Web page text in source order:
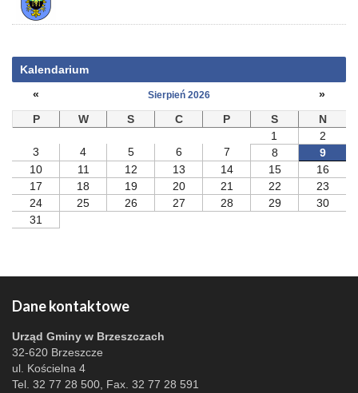
Kalendarium
«
Sierpień 2026
»
P
W S C P S
N
1
2
3
4 5 6 7 8
9
10
11 12 13 14 15
16
17
18 19 20 21 22
23
24
25 26 27 28 29
30
31
Dane kontaktowe
Urząd Gminy w Brzeszczach
32-620 Brzeszcze
ul. Kościelna 4
Tel. 32 77 28 500, Fax. 32 77 28 591